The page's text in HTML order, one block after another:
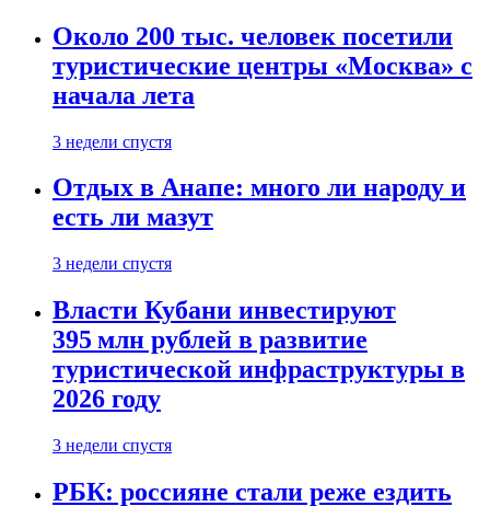
Около 200 тыс. человек посетили
туристические центры «Москва» с
начала лета
3 недели спустя
Отдых в Анапе: много ли народу и
есть ли мазут
3 недели спустя
Власти Кубани инвестируют
395 млн рублей в развитие
туристической инфраструктуры в
2026 году
3 недели спустя
РБК: россияне стали реже ездить